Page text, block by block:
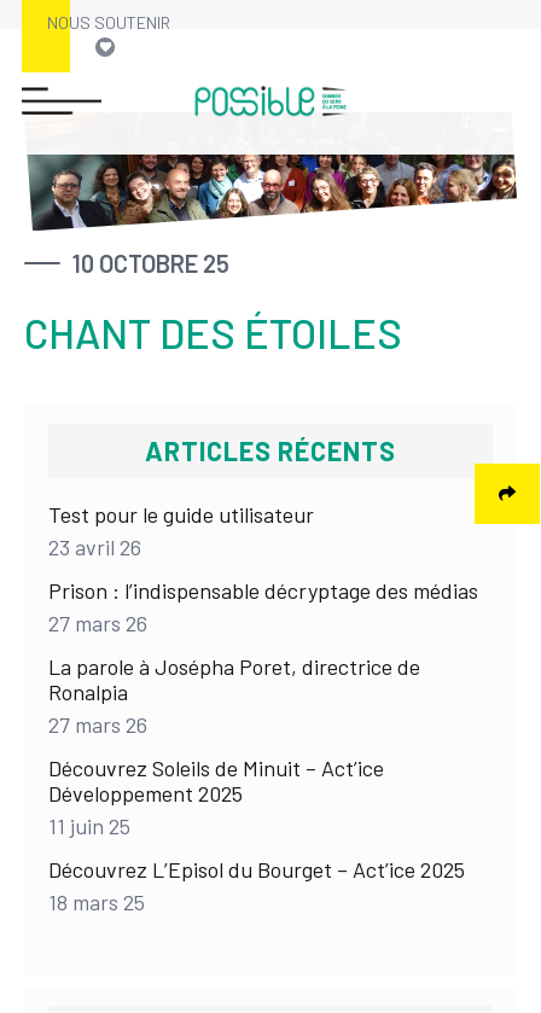
Skip
content
NOUS SOUTENIR
10 OCTOBRE 25
CHANT DES ÉTOILES
ARTICLES RÉCENTS
Test pour le guide utilisateur
23 avril 26
Prison : l’indispensable décryptage des médias
27 mars 26
La parole à Josépha Poret, directrice de
Ronalpia
27 mars 26
Découvrez Soleils de Minuit – Act’ice
Développement 2025
11 juin 25
Découvrez L’Episol du Bourget – Act’ice 2025
18 mars 25